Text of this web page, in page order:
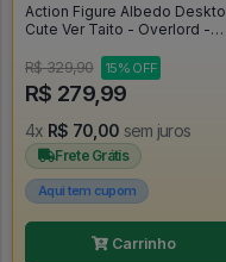
Action Figure Albedo
Cute Ver Taito - Overlord -
R$ 329,90
15% OFF
R$ 279,99
4x R$ 70,00 sem juros
Frete Grátis
Aqui tem cupom
Carrinho